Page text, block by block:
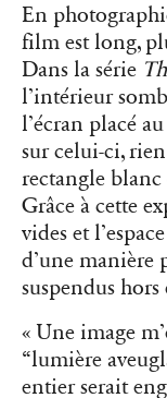
En
film est long,
Dans la série
l’intérieur
l’écran placé
sur celui-ci,
rectangle
Grâce à cette
vides et
d’une manière
suspendus
« Une image
“lumière
entier serait